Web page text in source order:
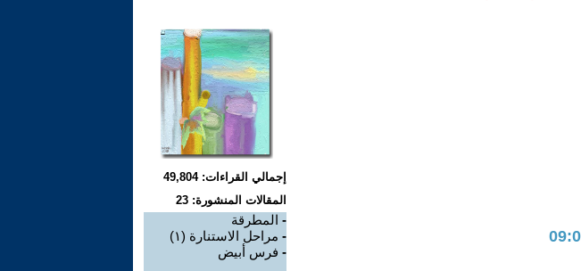
إجمالي القراءات: 49,804
المقالات المنشورة: 23
- المطرقة
- مراحل الاستنارة (١)
- فرس أبيض